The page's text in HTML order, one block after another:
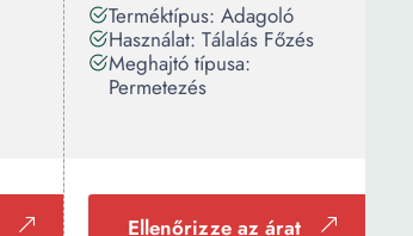
Terméktípus: Adagoló
Használat: Tálalás Főzés
Meghajtó típusa:
Permetezés
Ellenőrizze az árat